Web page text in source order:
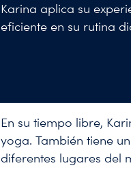
Karina aplica su
eficiente en su rutina
En su tiempo libre,
yoga. También tiene
diferentes lugares del